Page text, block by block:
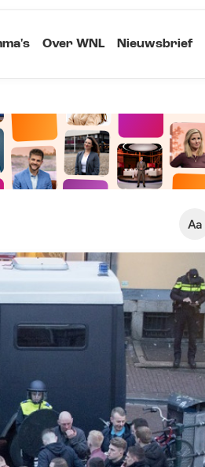
Over WNL Nieuwsbrief
Klein
Standaard
Groot
Kopieer link